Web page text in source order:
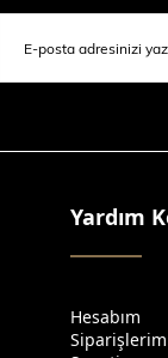
Yardım
Hesabım
Siparişlerim